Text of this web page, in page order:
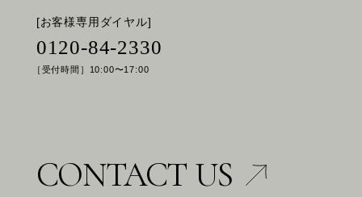
[お客様専用ダイヤル]
0120-84-2330
［受付時間］10:00〜17:00
CONTACT US